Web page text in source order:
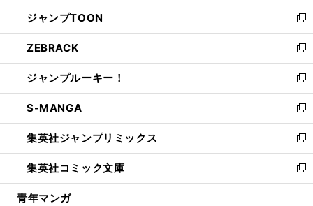
開
く
ウ
で
開
く
ン
ド
ウ
で
開
く
ウ
ィ
ン
ド
ウ
で
開
く
し
い
ウ
ィ
ン
ド
ウ
で
開
く
ジャンプTOON
新
し
い
ウ
ィ
ン
ド
ウ
で
開
く
ZEBRACK
新
し
い
ウ
ィ
ン
ド
ウ
で
開
ジャンプルーキー！
新
し
い
ウ
ィ
ン
ド
ウ
S-MANGA
新
し
い
ウ
ィ
ン
集英社ジャンプリミックス
新
し
い
ウ
集英社コミック文庫
新
し
青年マンガ